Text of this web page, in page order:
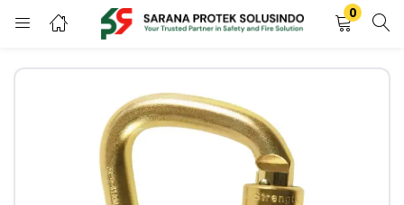
0
LOGIN REGISTER
Enter your username and password to login.